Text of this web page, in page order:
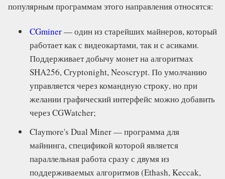
популярным программам этого направления относятся:
CGminer— один из старейших майнеров, который
работает как с видеокартами, так и с асиками.
Поддерживает добычу монет на алгоритмах
SHA256, Cryptonight, Neoscrypt. По умолчанию
управляется через командную строку, но при
желании графический интерфейс можно добавить
через CGWatcher;
Claymore's Dual Miner — программа для
майнинга, спецификой которой является
параллельная работа сразу с двумя из
поддерживаемых алгоритмов (Ethash, Keccak,